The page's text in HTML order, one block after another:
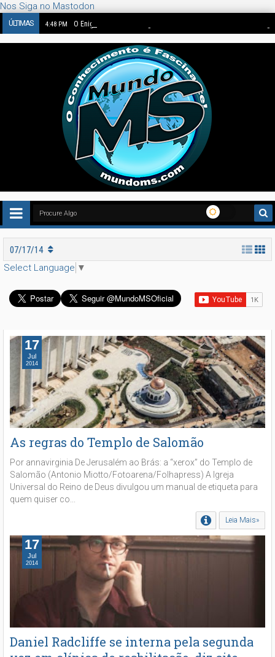
Nos Siga no Mastodon
ÚLTIMAS 4:48 PM O Enigma de 1562: Bruegel Pintou Dinossauros ou a Nossa
07/17/14
Select Language ▼
As regras do Templo de Salomão
Por annavirginia De Jerusalém ao Brás: a “xerox” do Templo de
Salomão (Antonio Miotto/Fotoarena/Folhapress) A Igreja
Universal do Reino de Deus divulgou um manual de etiqueta para
quem quiser co...
Leia Mais»
17
Jul
2014
Daniel Radcliffe se interna pela segunda
17
Jul
2014